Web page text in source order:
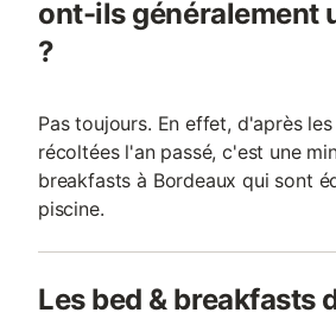
ont-ils généralement
?
Pas toujours. En effet, d'après
récoltées l'an passé, c'est une
breakfasts à Bordeaux qui sont
piscine.
Les bed & breakfasts